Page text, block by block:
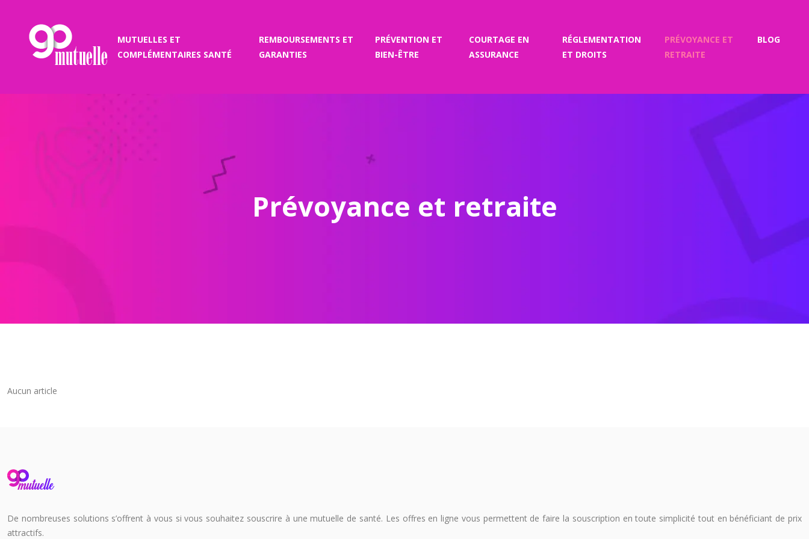
MUTUELLES ET
COMPLÉMENTAIRES SANTÉ
REMBOURSEMENTS ET
GARANTIES
PRÉVENTION ET
BIEN-ÊTRE
COURTAGE EN
ASSURANCE
RÉGLEMENTATION
ET DROITS
PRÉVOYANCE ET
RETRAITE
BLOG
Prévoyance et retraite
Aucun article
De nombreuses solutions s’offrent à vous si vous souhaitez souscrire à une mutuelle de santé. Les offres en ligne vous permettent de faire la souscription en toute simplicité tout en bénéficiant de prix
attractifs.